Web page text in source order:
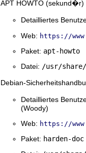
APT HOWTO (sekund�r)
Detailliertes
Web: https://
Paket: apt-howto
Datei: /usr/
Debian-
Detailliertes
(Woody)
Web: https://
Paket: harden-doc